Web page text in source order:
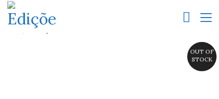
OUT OF
STOCK